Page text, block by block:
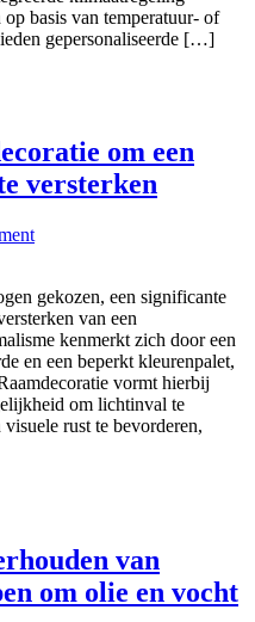
op basis van temperatuur- of
gepersonaliseerde […]
om een
versterken
gekozen, een significante
van een
kenmerkt zich door een
en een beperkt kleurenpalet,
vormt hierbij
om lichtinval te
rust te bevorderen,
van
om olie en vocht